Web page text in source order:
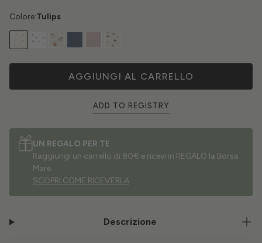
Colore:Tulips
AGGIUNGI AL CARRELLO
ADD TO REGISTRY
UN REGALO PER TE
Raggiungi un carrello di 80€ e ricevi in REGALO la Borsa
Mare.
SCOPRI COME RICEVERLA
Descrizione